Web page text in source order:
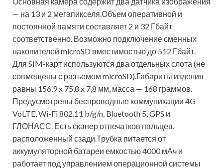
— на 13 и 2 мегапикселя.Объем оперативной и
постоянной памяти составляет 2 и 32 Гбайт
соответственно. Возможно подключение сменных
накопителей microSD вместимостью до 512 Гбайт.
Для SIM-карт используются два отдельных слота (не
совмещены с разъемом microSD).Габариты изделия
равны 156,9 x 75,8 x 7,8 мм, масса — 168 граммов.
Предусмотрены беспроводные коммуникации 4G
VoLTE, Wi-Fi 802.11 b/g/n, Bluetooth 5, GPS и
ГЛОНАСС. Есть сканер отпечатков пальцев,
расположенный сзади.Трубка питается от
аккумуляторной батареи емкостью 4000 мАч и
работает под управлением операционной системы